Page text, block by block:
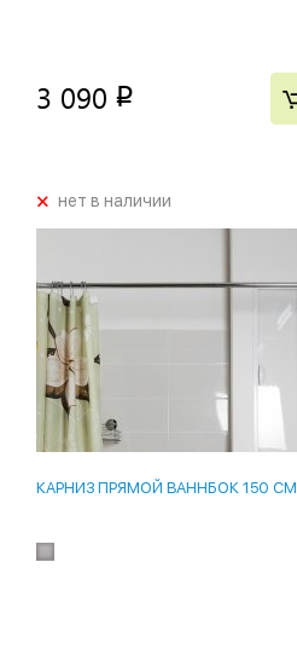
3 090 p
+нет в наличии
КАРНИЗ ПРЯМОЙ ВАННБОК 150 СМ